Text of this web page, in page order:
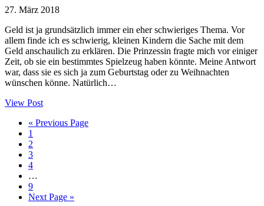
27. März 2018
Geld ist ja grundsätzlich immer ein eher schwieriges Thema. Vor
allem finde ich es schwierig, kleinen Kindern die Sache mit dem
Geld anschaulich zu erklären. Die Prinzessin fragte mich vor einiger
Zeit, ob sie ein bestimmtes Spielzeug haben könnte. Meine Antwort
war, dass sie es sich ja zum Geburtstag oder zu Weihnachten
wünschen könne. Natürlich…
View Post
« Go
Previous Page
Seite
1
Seite
2
Seite
3
Seite
4
pages
omitted
…
Seite
9
Go
Next Page »